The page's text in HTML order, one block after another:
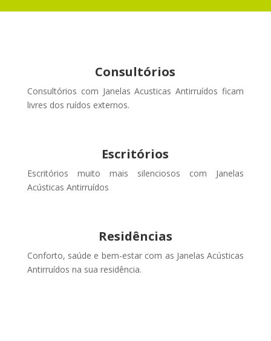
Consultórios
Consultórios com Janelas Acusticas Antirruídos ficam
livres dos ruídos externos.
Escritórios
Escritórios muito mais silenciosos com Janelas
Acústicas Antirruídos
Residências
Conforto, saúde e bem-estar com as Janelas Acústicas
Antirruídos na sua residência.